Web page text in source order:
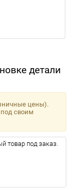
детали
цены).
своим
товар под заказ.